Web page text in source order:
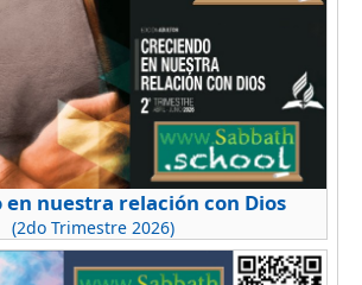
en nuestra relación con Dios
(2do Trimestre 2026)